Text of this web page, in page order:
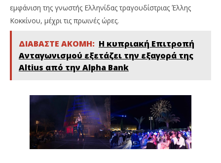
εμφάνιση της γνωστής Ελληνίδας τραγουδίστριας Έλλης
Κοκκίνου, μέχρι τις πρωινές ώρες.
ΔΙΑΒΑΣΤΕ ΑΚΟΜΗ: Η κυπριακή Επιτροπή
Ανταγωνισμού εξετάζει την εξαγορά της
Altius από την Alpha Bank